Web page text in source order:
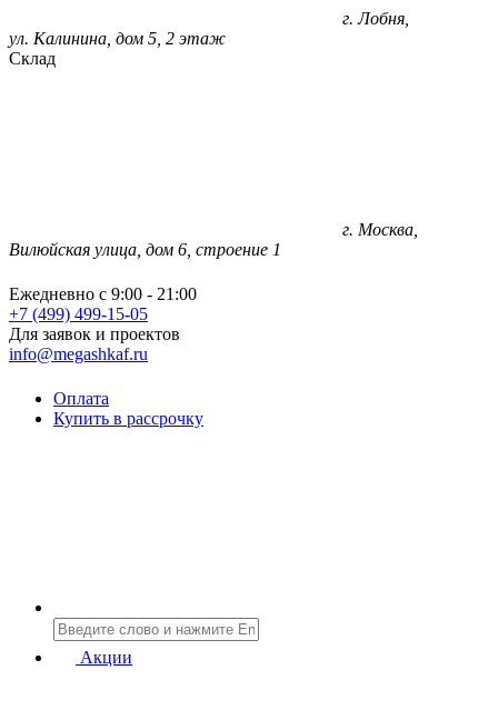
г. Лобня,
ул. Калинина, дом 5, 2 этаж
Склад
г. Москва,
Вилюйская улица, дом 6, строение 1
Ежедневно с 9:00 - 21:00
+7 (499) 499-15-05
Для заявок и проектов
info@megashkaf.ru
Оплата
Купить в рассрочку
Акции